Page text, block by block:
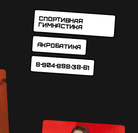
Cпортивная
гимнастика
Акробатика
8-904-898-38-61